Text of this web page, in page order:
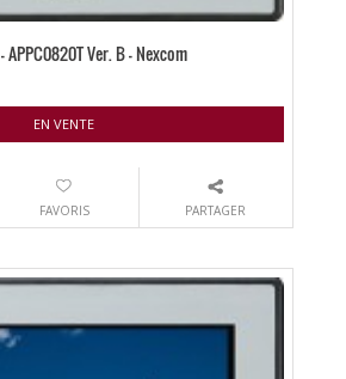
APPC0820T Ver. B – Nexcom
EN VENTE
FAVORIS PARTAGER